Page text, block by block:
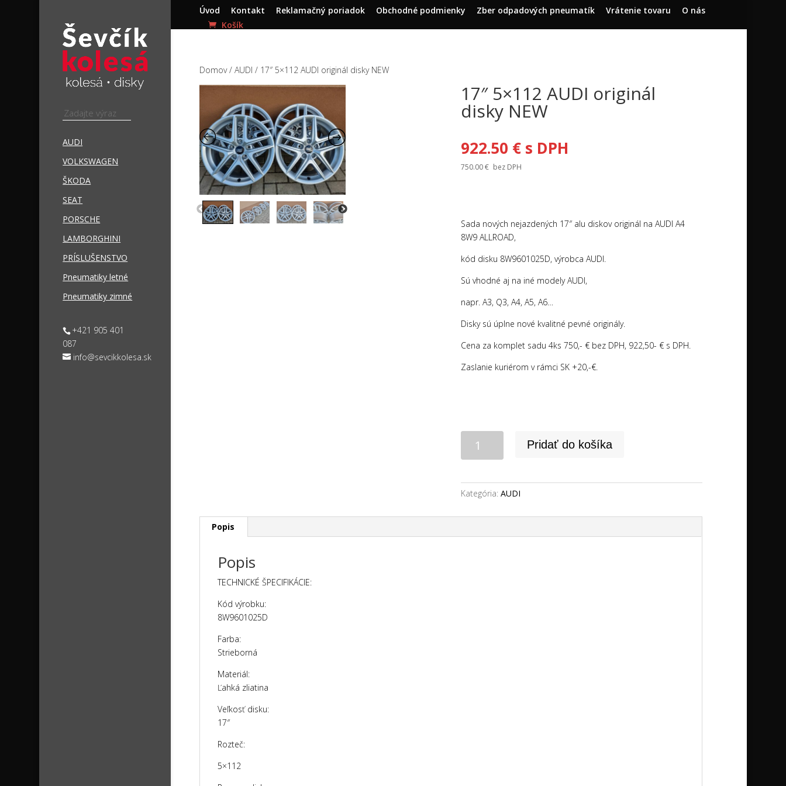
Úvod Kontakt Reklamačný poriadok Obchodné podmienky Zber odpadových pneumatík Vrátenie tovaru O nás
AUDI
VOLKSWAGEN
ŠKODA
SEAT
PORSCHE
LAMBORGHINI
PRÍSLUŠENSTVO
Pneumatiky letné
Pneumatiky zimné
+421 905 401
087
info@sevcikkolesa.sk
Domov/AUDI / 17″ 5×112 AUDI originál disky NEW
17″ 5×112 AUDI originál
disky NEW
922.50 € s DPH
750.00€ bez DPH
Sada nových nejazdených 17″ alu diskov originál na AUDI A4
8W9 ALLROAD,
kód disku 8W9601025D, výrobca AUDI.
Sú vhodné aj na iné modely AUDI,
napr. A3, Q3, A4, A5, A6…
Disky sú úplne nové kvalitné pevné originály.
Cena za komplet sadu 4ks 750,- € bez DPH, 922,50- € s DPH.
Zaslanie kuriérom v rámci SK +20,-€.
originál
NEW
Pridať do košíka
Kategória:AUDI
Popis
Popis
TECHNICKÉ ŠPECIFIKÁCIE:
Kód výrobku:
8W9601025D
Farba:
Strieborná
Materiál:
Ľahká zliatina
Veľkosť disku:
17″
Rozteč:
5×112